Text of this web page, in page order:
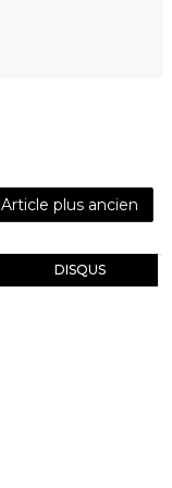
Article plus ancien
DISQUS